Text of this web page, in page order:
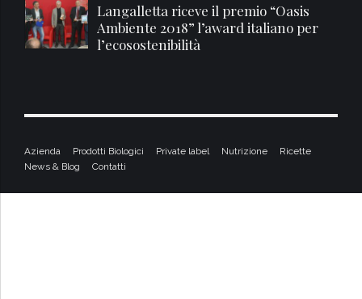
Langalletta riceve il premio “Oasis
Ambiente 2018” l’award italiano per
l’ecosostenibilità
Azienda Prodotti Biologici Private label Nutrizione
Ricette
News & Blog
Contatti